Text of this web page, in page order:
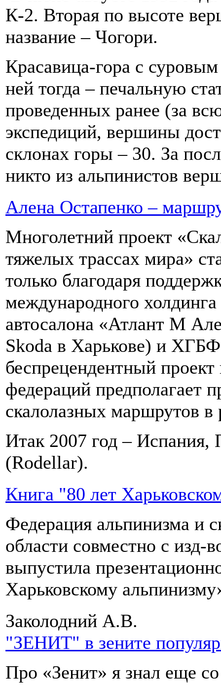
К-2. Вторая по высоте
название – Чогори.
Красавица-гора с
ней тогда – печальную
проведенных ранее (за
экспедиций, вершины
склонах горы – 30. За
никто из альпинистов
Алена Остапенко –
Многолетний проект
тяжелых трассах мира»
только благодаря
международного
автосалона «Атлант М
Skoda в Харькове) и
беспрецендентный
федераций предполагает
скалолазных маршрутов
Итак 2007 год – Испания,
(Rodellar).
Книга "80 лет
Федерация альпинизма и
области совместно с изд-
выпустила
Харьковскому
Заколодний А.В.
"ЗЕНИТ" в зените
Про «Зенит» я знал еще